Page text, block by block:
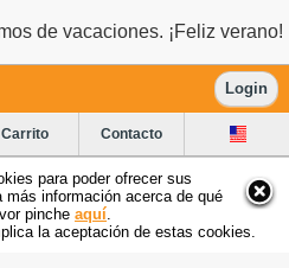
de vacaciones. ¡Feliz verano!
Login
Carrito Contacto
para poder ofrecer sus
información acerca de qué
pinche aquí
la aceptación de estas cookies.